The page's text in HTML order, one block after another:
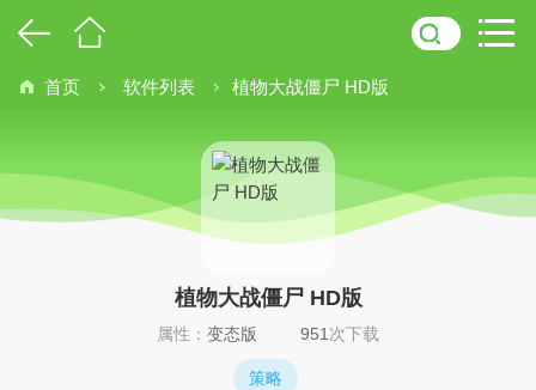
首页 软件列表 植物大战僵尸 HD版
植物大战僵尸 HD版
属性： 变态版 951 次下载
策略